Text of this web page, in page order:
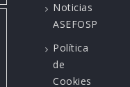
Noticias
ASEFOSP
Política
de
Cookies